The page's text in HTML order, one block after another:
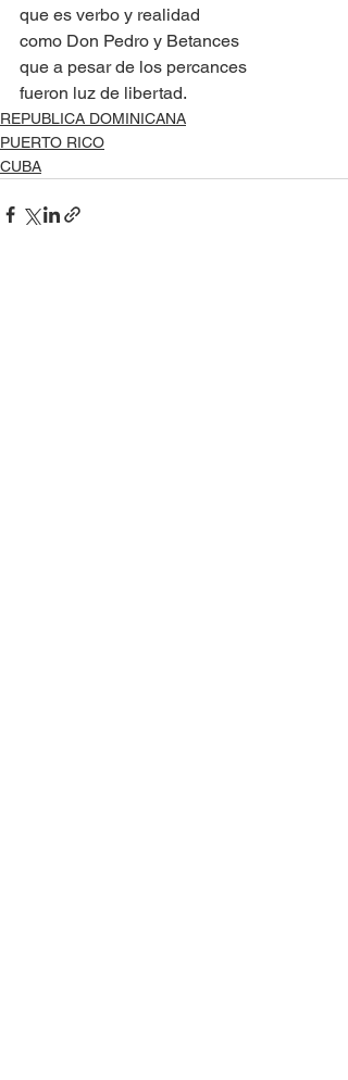
que es verbo y realidad
como Don Pedro y Betances
que a pesar de los percances
fueron luz de libertad.
REPUBLICA DOMINICANA
PUERTO RICO
CUBA